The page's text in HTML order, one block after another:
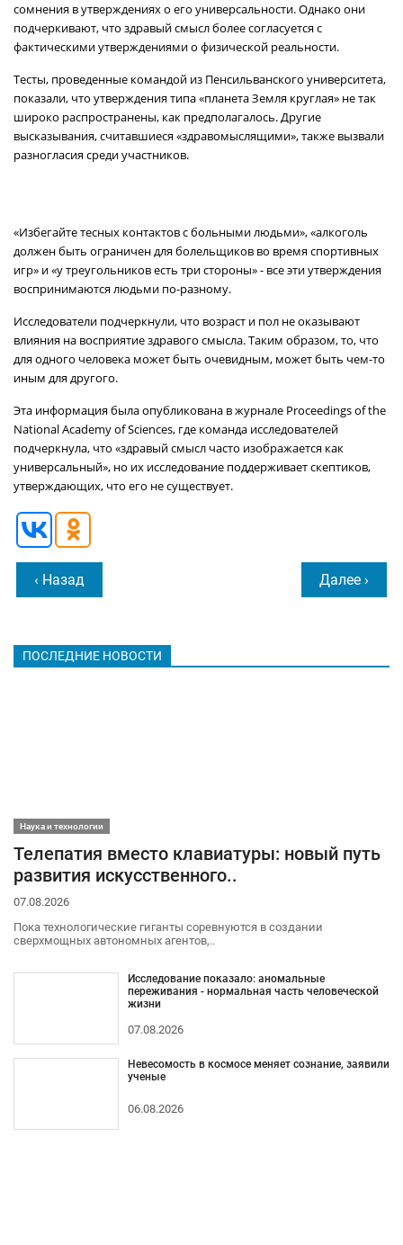
сомнения в утверждениях о его универсальности. Однако они
подчеркивают, что здравый смысл более согласуется с
фактическими утверждениями о физической реальности.
Тесты, проведенные командой из Пенсильванского университета,
показали, что утверждения типа «планета Земля круглая» не так
широко распространены, как предполагалось. Другие
высказывания, считавшиеся «здравомыслящими», также вызвали
разногласия среди участников.
«Избегайте тесных контактов с больными людьми», «алкоголь
должен быть ограничен для болельщиков во время спортивных
игр» и «у треугольников есть три стороны» - все эти утверждения
воспринимаются людьми по-разному.
Исследователи подчеркнули, что возраст и пол не оказывают
влияния на восприятие здравого смысла. Таким образом, то, что
для одного человека может быть очевидным, может быть чем-то
иным для другого.
Эта информация была опубликована в журнале Proceedings of the
National Academy of Sciences, где команда исследователей
подчеркнула, что «здравый смысл часто изображается как
универсальный», но их исследование поддерживает скептиков,
утверждающих, что его не существует.
‹ Назад Далее ›
ПОСЛЕДНИЕ НОВОСТИ
Наука и технологии
Телепатия вместо клавиатуры: новый путь
развития искусственного..
07.08.2026
Пока технологические гиганты соревнуются в создании
сверхмощных автономных агентов,..
Исследование показало: аномальные
переживания - нормальная часть человеческой
жизни
07.08.2026
Невесомость в космосе меняет сознание, заявили
ученые
06.08.2026